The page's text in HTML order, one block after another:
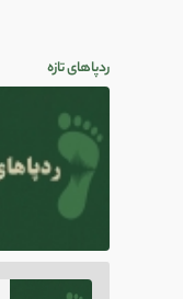
ردپاهای تازه